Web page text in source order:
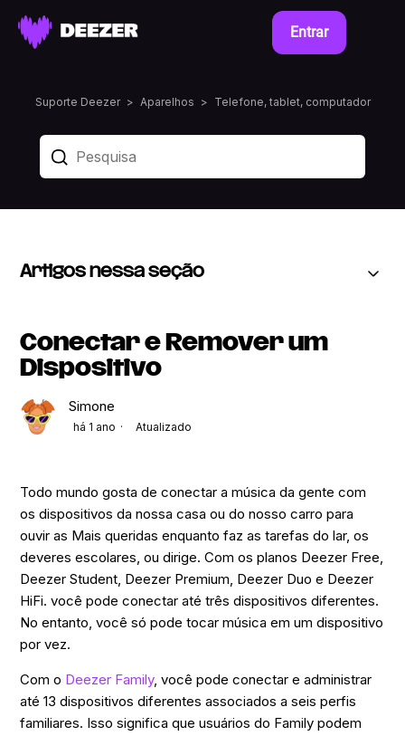
Entrar
Suporte Deezer Aparelhos Telefone, tablet, computador
Artigos nessa seção
Conectar e Remover um
Dispositivo
Simone
há 1 ano Atualizado
Todo mundo gosta de conectar a música da gente com
os dispositivos da nossa casa ou do nosso carro para
ouvir as Mais queridas enquanto faz as tarefas do lar, os
deveres escolares, ou dirige. Com os planos Deezer Free,
Deezer Student, Deezer Premium, Deezer Duo e Deezer
HiFi. você pode conectar até três dispositivos diferentes.
No entanto, você só pode tocar música em um dispositivo
por vez.
Com o Deezer Family, você pode conectar e administrar
até 13 dispositivos diferentes associados a seis perfis
familiares. Isso significa que usuários do Family podem